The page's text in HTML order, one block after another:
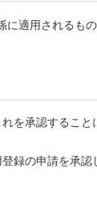
適用されるもの
を承認するこ
録の申請を承